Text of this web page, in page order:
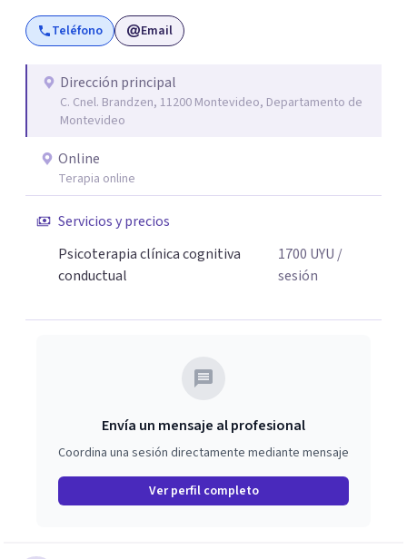
instancia: "Aunque nada cambie, si yo cambio, todo
cambia".Teléfono Email
Dirección principal
C. Cnel. Brandzen, 11200 Montevideo, Departamento de
Montevideo
Online
Terapia online
Servicios y precios
Psicoterapia clínica cognitiva
conductual
1700 UYU /
sesión
Envía un mensaje al profesional
Coordina una sesión directamente mediante mensaje
Ver perfil completo